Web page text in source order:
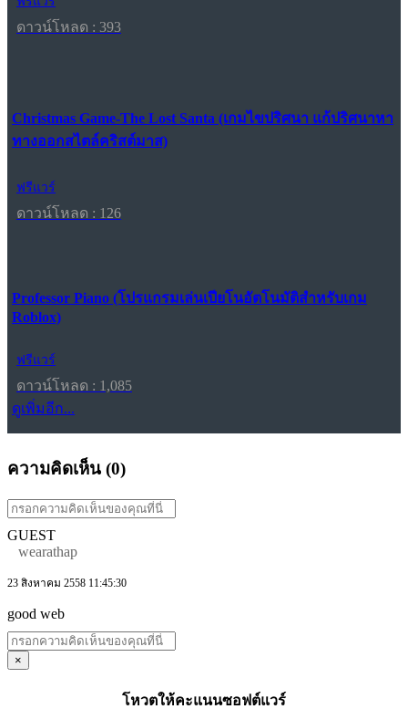
ดาวน์โหลด : 393
Christmas Game-The Lost Santa (เกมไขปริศนา แก้ปริศนาหา
ทางออกสไตล์คริสต์มาส)
ฟรีแวร์
ดาวน์โหลด : 126
Professor Piano (โปรแกรมเล่นเปียโนอัตโนมัติสำหรับเกม
Roblox)
ฟรีแวร์
ดาวน์โหลด : 1,085
ดูเพิ่มอีก...
ความคิดเห็น (0)
GUEST
wearathap
23 สิงหาคม 2558 11:45:30
good web
×
โหวตให้คะแนนซอฟต์แวร์